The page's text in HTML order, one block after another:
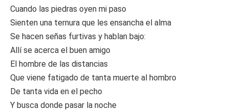
Cuando las piedras oyen mi paso
Sienten una ternura que les ensancha el alma
Se hacen señas furtivas y hablan bajo:
Allí se acerca el buen amigo
El hombre de las distancias
Que viene fatigado de tanta muerte al hombro
De tanta vida en el pecho
Y busca donde pasar la noche